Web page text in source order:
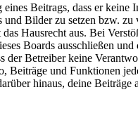
Beitrags, dass er keine
Bilder zu setzen bzw. zu
Hausrecht aus. Bei
Boards ausschließen
der Betreiber keine
Beiträge und Funktionen
hinaus, deine